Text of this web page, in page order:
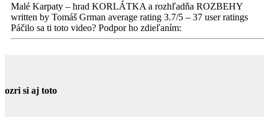
Malé Karpaty – hrad KORLÁTKA a rozhľadňa ROZBEHY
written by Tomáš Grman average rating 3.7/5 – 37 user ratings
Páčilo sa ti toto video? Podpor ho zdieľaním:
si aj toto